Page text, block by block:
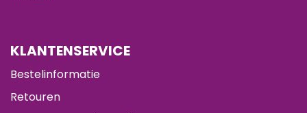
KLANTENSERVICE
Bestelinformatie
Retouren